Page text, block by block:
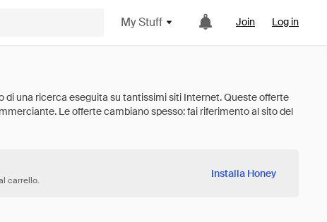
My Stuff Join Log in
carrello.
Installa Honey